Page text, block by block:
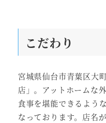
こだわり
宮城県仙台市青葉区大
店」。アットホームな
食事を堪能できるよう
なっております。店名